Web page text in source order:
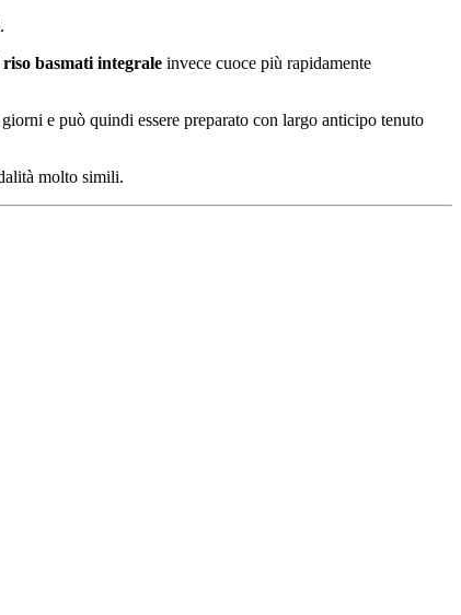
riso basmati integrale invece cuoce più rapidamente
e può quindi essere preparato con largo anticipo tenuto
molto simili.